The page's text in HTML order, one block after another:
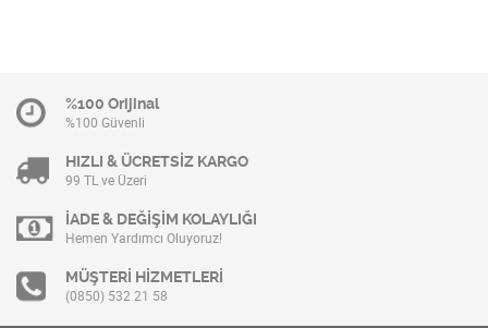
%100 Orijinal
%100 Güvenli
HIZLI & ÜCRETSİZ KARGO
99 TL ve Üzeri
İADE & DEĞİŞİM KOLAYLIĞI
Hemen Yardımcı Oluyoruz!
MÜŞTERİ HİZMETLERİ
(0850) 532 21 58